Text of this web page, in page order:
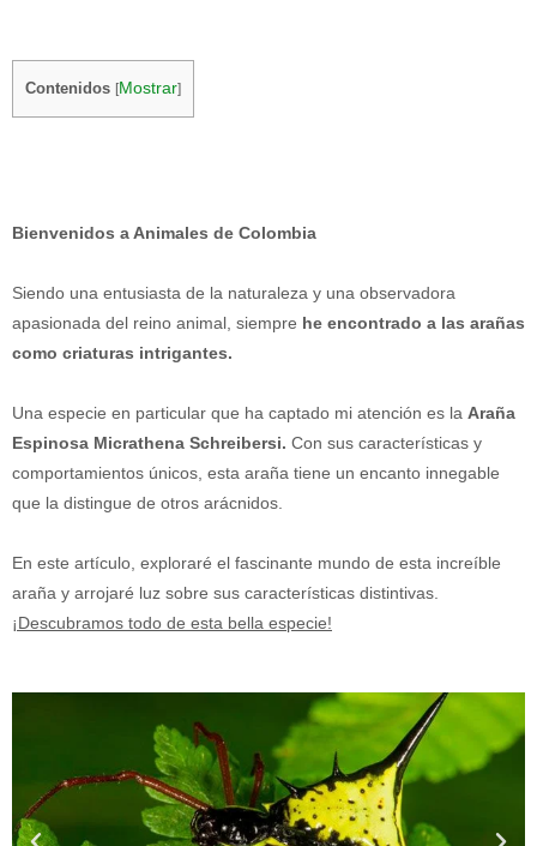
Contenidos [Mostrar]
Bienvenidos a Animales de Colombia
Siendo una entusiasta de la naturaleza y una observadora
apasionada del reino animal, siempre he encontrado a las arañas
como criaturas intrigantes.
Una especie en particular que ha captado mi atención es la Araña
Espinosa Micrathena Schreibersi. Con sus características y
comportamientos únicos, esta araña tiene un encanto innegable
que la distingue de otros arácnidos.
En este artículo, exploraré el fascinante mundo de esta increíble
araña y arrojaré luz sobre sus características distintivas.
¡Descubramos todo de esta bella especie!